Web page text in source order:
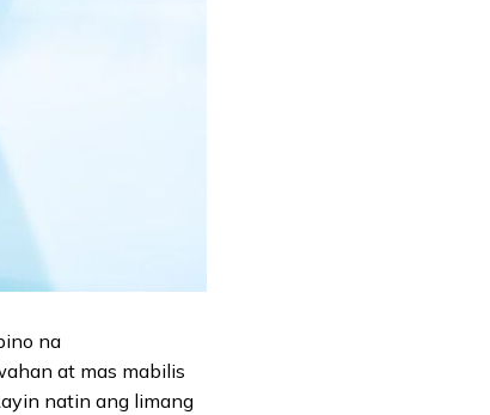
na
at mas mabilis
natin ang limang